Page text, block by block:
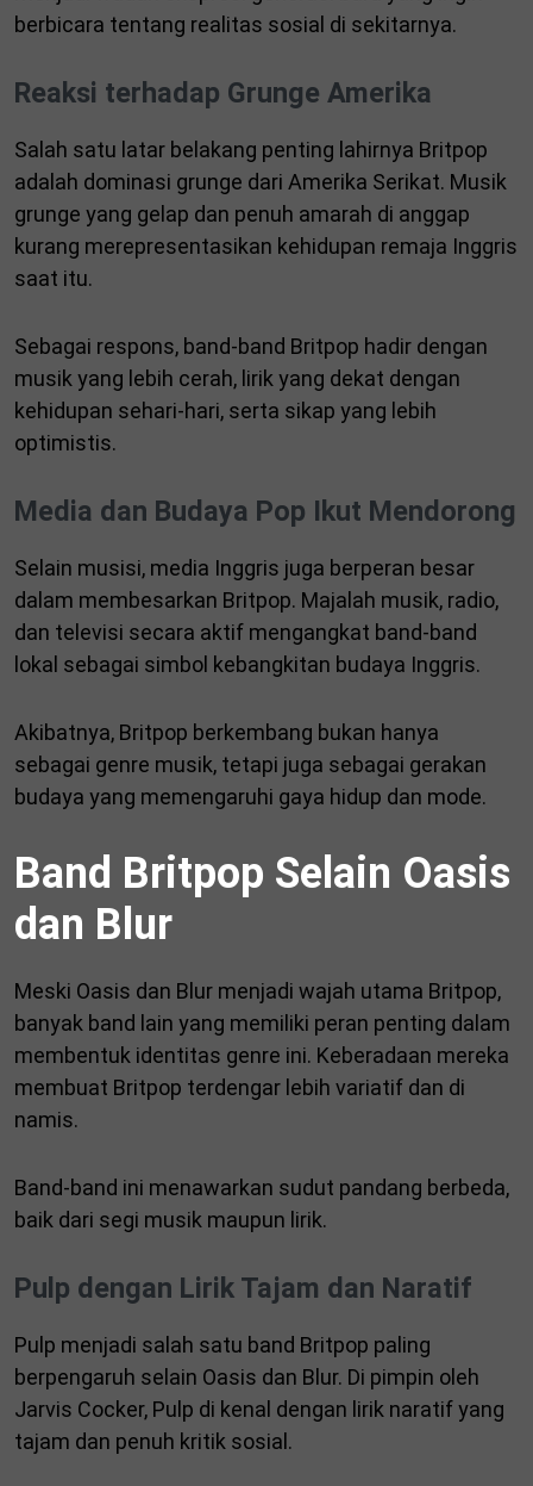
berbicara tentang realitas sosial di sekitarnya.
Reaksi terhadap Grunge Amerika
Salah satu latar belakang penting lahirnya Britpop
adalah dominasi grunge dari Amerika Serikat. Musik
grunge yang gelap dan penuh amarah di anggap
kurang merepresentasikan kehidupan remaja Inggris
saat itu.
Sebagai respons, band-band Britpop hadir dengan
musik yang lebih cerah, lirik yang dekat dengan
kehidupan sehari-hari, serta sikap yang lebih
optimistis.
Media dan Budaya Pop Ikut Mendorong
Selain musisi, media Inggris juga berperan besar
dalam membesarkan Britpop. Majalah musik, radio,
dan televisi secara aktif mengangkat band-band
lokal sebagai simbol kebangkitan budaya Inggris.
Akibatnya, Britpop berkembang bukan hanya
sebagai genre musik, tetapi juga sebagai gerakan
budaya yang memengaruhi gaya hidup dan mode.
Band Britpop Selain Oasis
dan Blur
Meski Oasis dan Blur menjadi wajah utama Britpop,
banyak band lain yang memiliki peran penting dalam
membentuk identitas genre ini. Keberadaan mereka
membuat Britpop terdengar lebih variatif dan di
namis.
Band-band ini menawarkan sudut pandang berbeda,
baik dari segi musik maupun lirik.
Pulp dengan Lirik Tajam dan Naratif
Pulp menjadi salah satu band Britpop paling
berpengaruh selain Oasis dan Blur. Di pimpin oleh
Jarvis Cocker, Pulp di kenal dengan lirik naratif yang
tajam dan penuh kritik sosial.